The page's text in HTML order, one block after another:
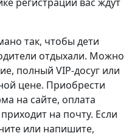
так, чтобы дети
отдыхали. Можно
полный VIP-досуг или
цене. Приобрести
на сайте, оплата
на почту. Если
или напишите,